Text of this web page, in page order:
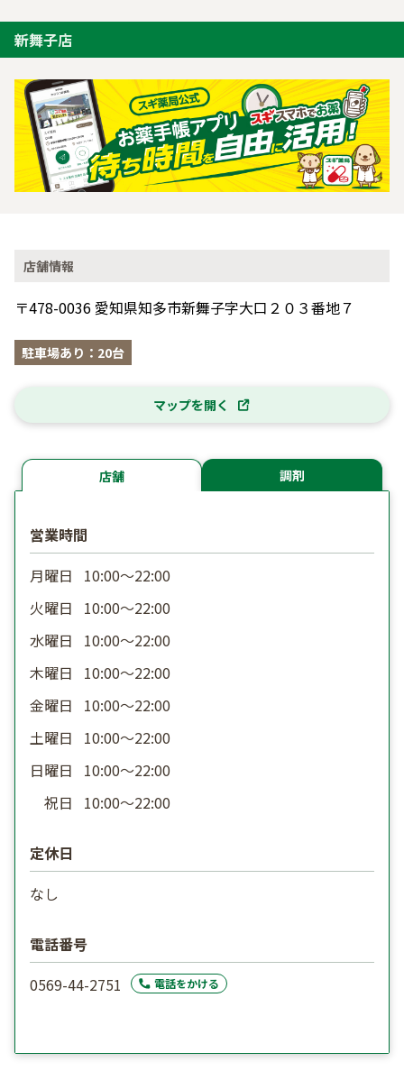
新舞子店
店舗情報
〒478-0036 愛知県知多市新舞子字大口２０３番地７
駐車場あり：20台
マップを開く
店舗 調剤
営業時間
月曜日
10:00〜22:00
火曜日
10:00〜22:00
水曜日
10:00〜22:00
木曜日
10:00〜22:00
金曜日
10:00〜22:00
土曜日
10:00〜22:00
日曜日
10:00〜22:00
祝日
10:00〜22:00
定休日
なし
電話番号
0569-44-2751
電話をかける